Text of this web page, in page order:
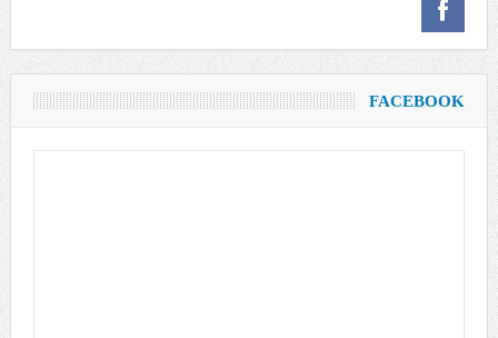
FACEBOOK